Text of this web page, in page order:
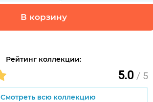
В корзину
Рейтинг коллекции:
5.0 / 5
Смотреть всю коллекцию